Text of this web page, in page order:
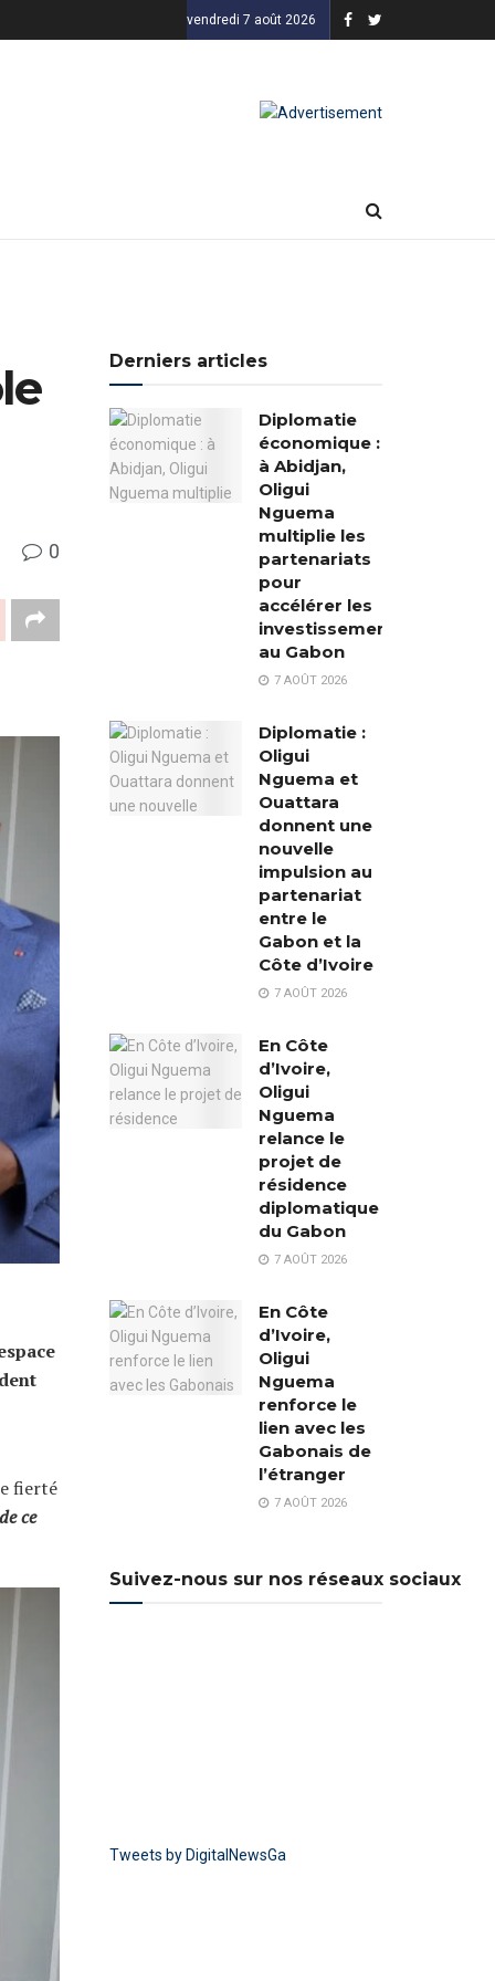
vendredi 7 août 2026
0
fierté
ce
Derniers articles
Diplomatie
économique :
à Abidjan,
Oligui
Nguema
multiplie les
partenariats
pour
accélérer les
investissements
au Gabon
7 AOÛT 2026
Diplomatie :
Oligui
Nguema et
Ouattara
donnent une
nouvelle
impulsion au
partenariat
entre le
Gabon et la
Côte d’Ivoire
7 AOÛT 2026
En Côte
d’Ivoire,
Oligui
Nguema
relance le
projet de
résidence
diplomatique
du Gabon
7 AOÛT 2026
En Côte
d’Ivoire,
Oligui
Nguema
renforce le
lien avec les
Gabonais de
l’étranger
7 AOÛT 2026
Suivez-nous sur nos réseaux sociaux
Tweets by DigitalNewsGa